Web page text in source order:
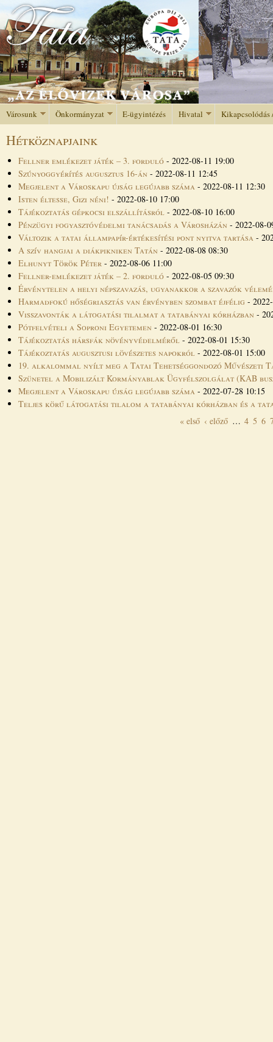
Jump to navigation
Városunk Önkormányzat E-ügyintézés Hivatal Kikapcsolódás
Hétköznapjaink
Fellner emlékezet játék – 3. forduló - 2022-08-11 19:00
Szúnyoggyérítés augusztus 16-án - 2022-08-11 12:45
Megjelent a Városkapu újság legújabb száma - 2022-08-11 12:30
Isten éltesse, Gizi néni! - 2022-08-10 17:00
Tájékoztatás gépkocsi elszállításról - 2022-08-10 16:00
Pénzügyi fogyasztóvédelmi tanácsadás a Városházán - 2022-08-
Változik a tatai állampapír-értékesítési pont nyitva tartása -
A szív hangjai a diákpikniken Tatán - 2022-08-08 08:30
Elhunyt Török Péter - 2022-08-06 11:00
Fellner-emlékezet játék – 2. forduló - 2022-08-05 09:30
Érvénytelen a helyi népszavazás, ugyanakkor a szavazók
Harmadfokú hőségriasztás van érvényben szombat éjfélig -
Visszavonták a látogatási tilalmat a tatabányai kórházban -
Pótfelvételi a Soproni Egyetemen - 2022-08-01 16:30
Tájékoztatás hársfák növényvédelméről - 2022-08-01 15:30
Tájékoztatás augusztusi lövészetes napokról - 2022-08-01 15:00
19. alkalommal nyílt meg a Tatai Tehetséggondozó Művészeti
Szünetel a Mobilizált Kormányablak Ügyfélszolgálat (KAB
Megjelent a Városkapu újság legújabb száma - 2022-07-28 10:15
Teljes körű látogatási tilalom a tatabányai kórházban és a
« első ‹ előző … 4 5 6